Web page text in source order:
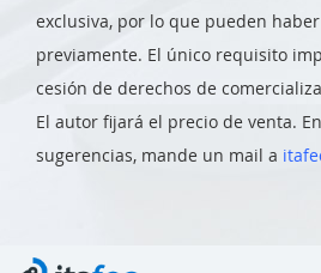
exclusiva, por lo que pueden
previamente. El único requisito
cesión de derechos de
El autor fijará el precio de venta.
sugerencias, mande un mail a